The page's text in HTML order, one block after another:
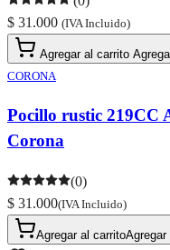
$ 31.000 (IVA Incluido)
Agregar al carrito
CORONA
Pocillo rustic 219CC
Corona
(0)
$ 31.000(IVA Incluido)
Agregar al carritoAgregar